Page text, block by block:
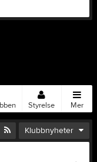
Styrelse Mer
Klubbnyheter